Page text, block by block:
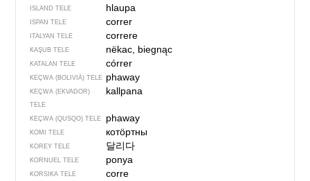
ISLAND TELE hlaupa
ISPAN TELE correr
ITALYAN TELE correre
KAŞUB TELE nëkac, biegnąc
KATALAN TELE córrer
KEÇWA (BOLIVIÄ) TELE phaway
KEÇWA (EKVADOR)
TELE
kallpana
KEÇWA (QUSQO) TELE phaway
KOMI TELE котӧртны
KOREY TELE 달리다
KORNUEL TELE ponya
KORSIKA TELE corre